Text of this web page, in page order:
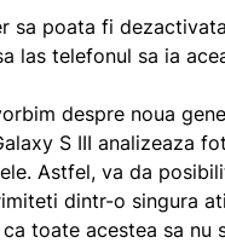
sa poata fi
las telefonul sa ia
despre noua
S III analizeaza
Astfel, va da
dintr-o singura
toate acestea sa